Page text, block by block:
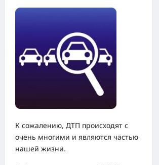
К сожалению, ДТП происходят с
очень многими и являются частью
нашей жизни.